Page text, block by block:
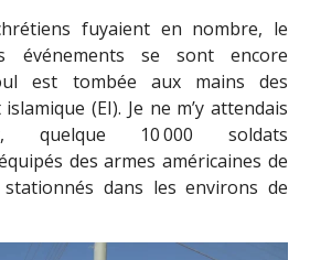
fuyaient en nombre, le
événements se sont encore
est tombée aux mains des
(EI). Je ne m’y attendais
10 000 soldats
des armes américaines de
dans les environs de